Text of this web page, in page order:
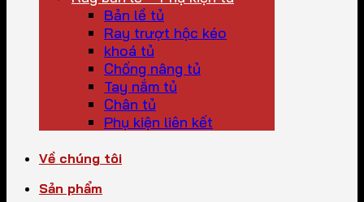
Bản lề tủ
Ray trượt hộc kéo
khoá tủ
Chống nâng tủ
Tay nắm tủ
Chân tủ
Phụ kiện liên kết
Về chúng tôi
Sản phẩm